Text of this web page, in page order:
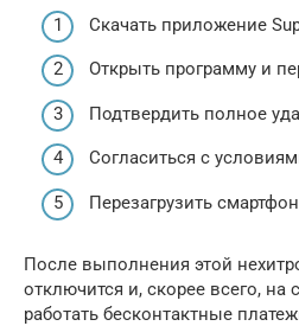
Скачать приложение
Открыть программу и
Подтвердить полное
Согласиться с
Перезагрузить
После выполнения этой
отключится и, скорее всего, на
работать бесконтактные